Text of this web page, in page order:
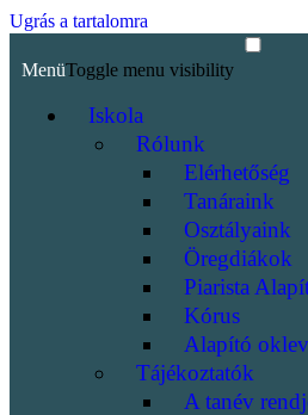
Ugrás a tartalomra
MenüToggle menu visibility
Iskola
Rólunk
Elérhetőség
Tanáraink
Osztályaink
Öregdiákok
Piarista
Kórus
Alapító
Tájékoztatók
A tanév